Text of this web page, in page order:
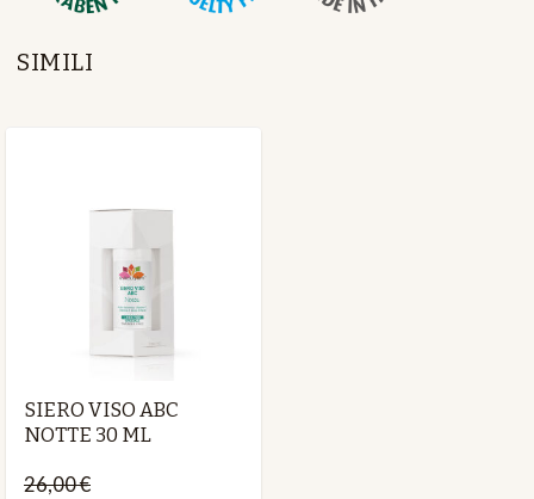
SIMILI
SIERO VISO ABC
NOTTE 30 ML
26,00 €